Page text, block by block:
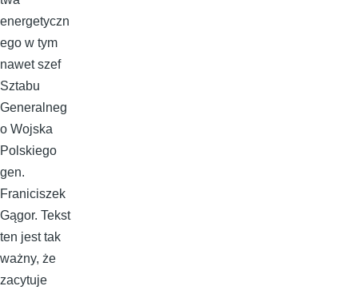
energetyczn
ego w tym
nawet szef
Sztabu
Generalneg
o Wojska
Polskiego
gen.
Franiciszek
Gągor. Tekst
ten jest tak
ważny, że
zacytuje